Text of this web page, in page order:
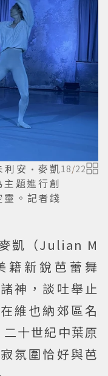
利安·麥凱
題進行創
。記者錢
18/22
凱（Julian M
籍新銳芭蕾舞
神，談吐舉止
維也納郊區名
十世紀中葉原
氛圍恰好與芭